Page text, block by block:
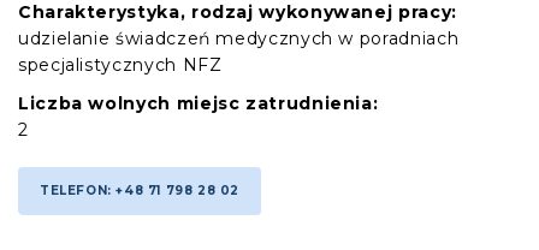
Charakterystyka, rodzaj wykonywanej pracy:
udzielanie świadczeń medycznych w poradniach
specjalistycznych NFZ
Liczba wolnych miejsc zatrudnienia:
2
TELEFON: +48 71 798 28 02